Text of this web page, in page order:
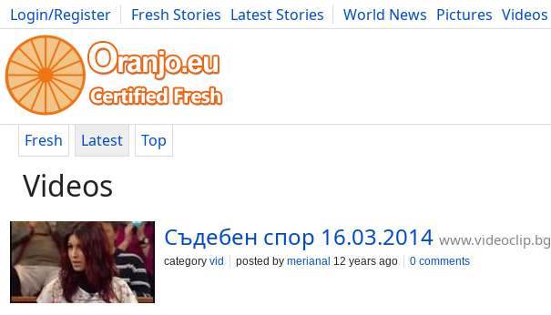
Login/Register Fresh Stories Latest Stories World News Pictures Videos
Photography Comics Bulgaria Fitness Food Literature Developers Blog
Fresh Latest Top
Videos
Съдебен спор 16.03.2014 www.videoclip.bg
category vid posted by merianal 12 years ago 0 comments